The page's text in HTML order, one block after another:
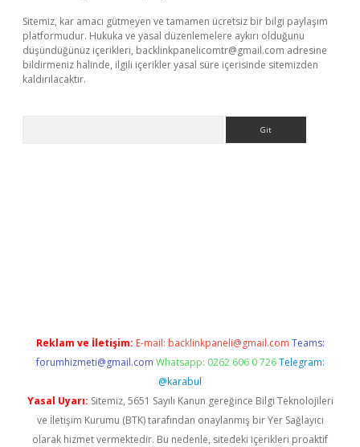
Sitemiz, kar amacı gütmeyen ve tamamen ücretsiz bir bilgi paylaşım
platformudur. Hukuka ve yasal düzenlemelere aykırı olduğunu
düşündüğünüz içerikleri, backlinkpanelicomtr@gmail.com adresine
bildirmeniz halinde, ilgili içerikler yasal süre içerisinde sitemizden
kaldırılacaktır.
Reklam ve İletişim: E-mail: backlinkpaneli@gmail.com Teams:
forumhizmeti@gmail.com Whatsapp: 0262 606 0 726 Telegram:
@karabul
Yasal Uyarı: Sitemiz, 5651 Sayılı Kanun gereğince Bilgi Teknolojileri
ve İletişim Kurumu (BTK) tarafından onaylanmış bir Yer Sağlayıcı
olarak hizmet vermektedir. Bu nedenle, sitedeki içerikleri proaktif